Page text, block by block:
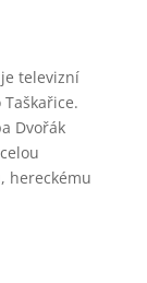
televizní
Dvořák
hereckému